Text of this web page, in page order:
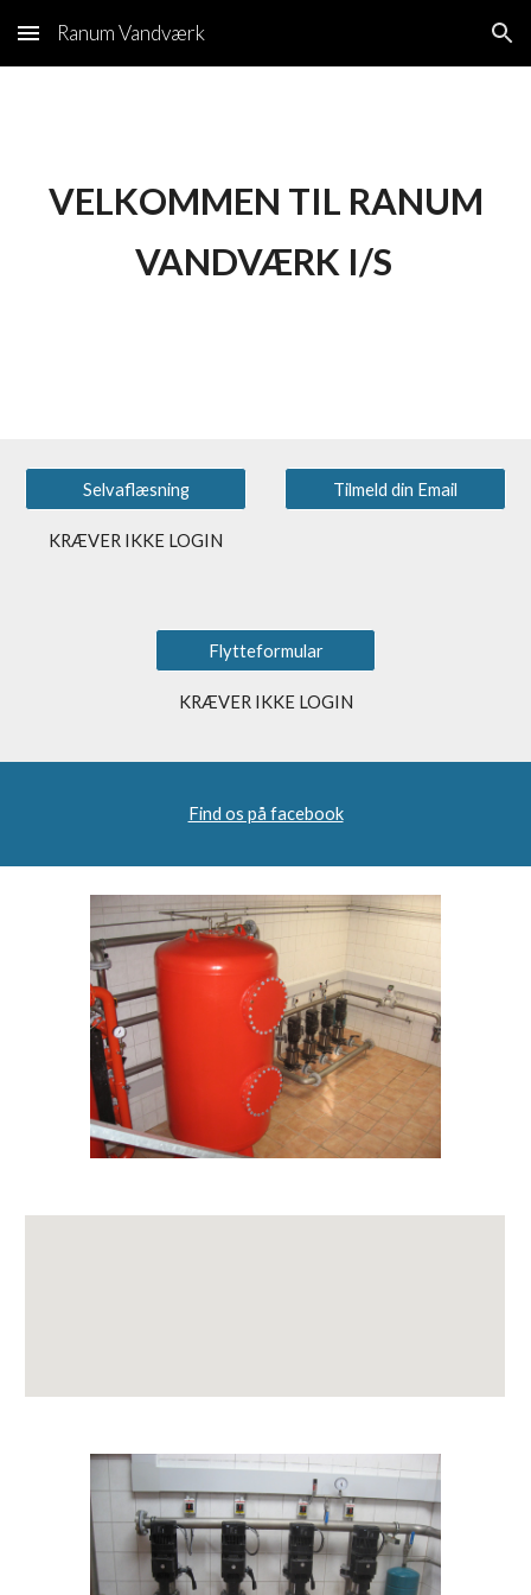
Skip to main content Skip to navigation
Ranum Vandværk
VELKOMMEN TIL RANUM
VANDVÆRK I/S
Selvaflæsning
KRÆVER IKKE LOGIN
Tilmeld din Email
Flytteformular
KRÆVER IKKE LOGIN
Find os på facebook